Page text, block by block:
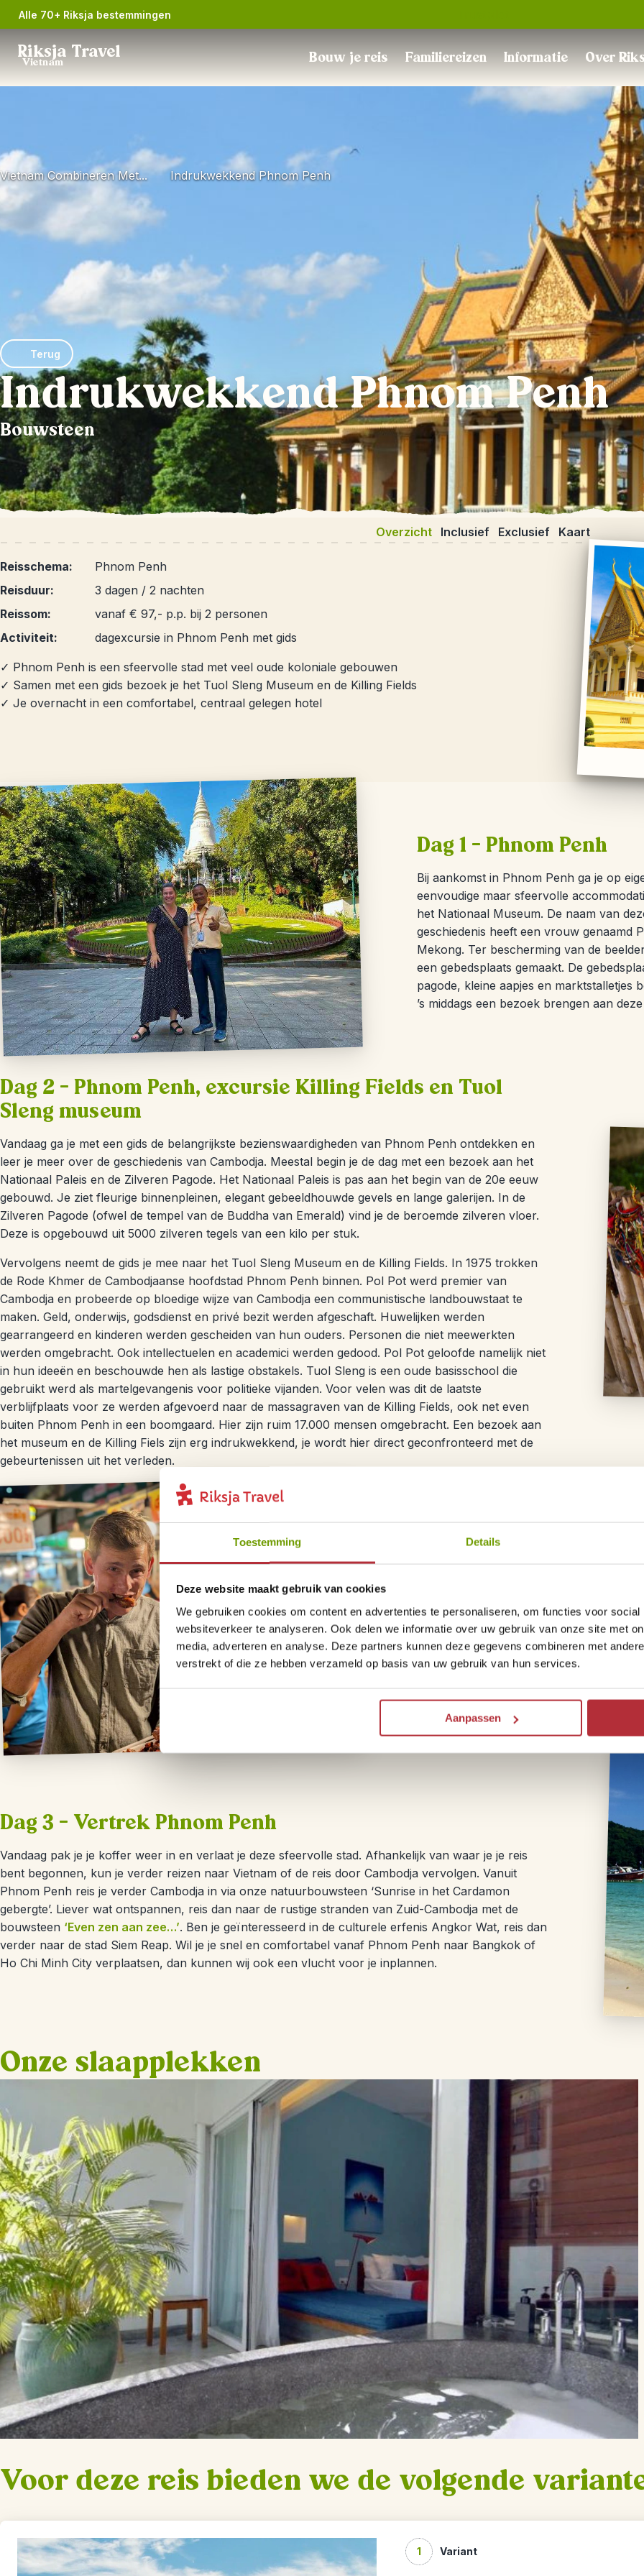
Toestemming Details
Deze website maakt gebruik van cookies
We gebruiken cookies om content en advertenties te personaliseren, om functies voor social
websiteverkeer te analyseren. Ook delen we informatie over uw gebruik van onze site met
media, adverteren en analyse. Deze partners kunnen deze gegevens combineren met
verstrekt of die ze hebben verzameld op basis van uw gebruik van hun services.
Aanpassen
Alle 70+ Riksja bestemmingen
Riksja Travel
Vietnam Bouw je reis Familiereizen Informatie Over
Vietnam Combineren Met... Indrukwekkend Phnom Penh
Terug
Indrukwekkend Phnom Penh
Bouwsteen
Overzicht Inclusief Exclusief Kaart
Reisschema:
Phnom Penh
Reisduur:
3 dagen / 2 nachten
Reissom:
vanaf € 97,- p.p. bij 2 personen
Activiteit:
dagexcursie in Phnom Penh met gids
✓ Phnom Penh is een sfeervolle stad met veel oude koloniale gebouwen
✓ Samen met een gids bezoek je het Tuol Sleng Museum en de Killing Fields
✓ Je overnacht in een comfortabel, centraal gelegen hotel
Dag 1 – Phnom Penh
Bij aankomst in Phnom Penh ga je op
eenvoudige maar sfeervolle
het Nationaal Museum. De naam van
geschiedenis heeft een vrouw genaamd
Mekong. Ter bescherming van de
een gebedsplaats gemaakt. De
pagode, kleine aapjes en marktstalletjes
’s middags een bezoek brengen aan
Dag 2 – Phnom Penh, excursie Killing Fields en Tuol
Sleng museum
Vandaag ga je met een gids de belangrijkste bezienswaardigheden van Phnom Penh ontdekken en
leer je meer over de geschiedenis van Cambodja. Meestal begin je de dag met een bezoek aan het
Nationaal Paleis en de Zilveren Pagode. Het Nationaal Paleis is pas aan het begin van de 20e eeuw
gebouwd. Je ziet fleurige binnenpleinen, elegant gebeeldhouwde gevels en lange galerijen. In de
Zilveren Pagode (ofwel de tempel van de Buddha van Emerald) vind je de beroemde zilveren vloer.
Deze is opgebouwd uit 5000 zilveren tegels van een kilo per stuk.
Vervolgens neemt de gids je mee naar het Tuol Sleng Museum en de Killing Fields. In 1975 trokken
de Rode Khmer de Cambodjaanse hoofdstad Phnom Penh binnen. Pol Pot werd premier van
Cambodja en probeerde op bloedige wijze van Cambodja een communistische landbouwstaat te
maken. Geld, onderwijs, godsdienst en privé bezit werden afgeschaft. Huwelijken werden
gearrangeerd en kinderen werden gescheiden van hun ouders. Personen die niet meewerkten
werden omgebracht. Ook intellectuelen en academici werden gedood. Pol Pot geloofde namelijk niet
in hun ideeën en beschouwde hen als lastige obstakels. Tuol Sleng is een oude basisschool die
gebruikt werd als martelgevangenis voor politieke vijanden. Voor velen was dit de laatste
verblijfplaats voor ze werden afgevoerd naar de massagraven van de Killing Fields, ook net even
buiten Phnom Penh in een boomgaard. Hier zijn ruim 17.000 mensen omgebracht. Een bezoek aan
het museum en de Killing Fiels zijn erg indrukwekkend, je wordt hier direct geconfronteerd met de
gebeurtenissen uit het verleden.
Optionele excursie –
duik je de
eetplekjes en zelfs een geheime
en ontdek de verborgen parels van de
Deze gastronomische tour brengt je
verschillende gerechten en dranken,
smaakcombinaties, elke stop biedt iets
excursie toe aan je reis.
Dag 3 – Vertrek Phnom Penh
Vandaag pak je je koffer weer in en verlaat je deze sfeervolle stad. Afhankelijk van waar je je reis
bent begonnen, kun je verder reizen naar Vietnam of de reis door Cambodja vervolgen. Vanuit
Phnom Penh reis je verder Cambodja in via onze natuurbouwsteen ‘Sunrise in het Cardamon
gebergte’. Liever wat ontspannen, reis dan naar de rustige stranden van Zuid-Cambodja met de
bouwsteen ‘Even zen aan zee…’. Ben je geïnteresseerd in de culturele erfenis Angkor Wat, reis dan
verder naar de stad Siem Reap. Wil je je snel en comfortabel vanaf Phnom Penh naar Bangkok of
Ho Chi Minh City verplaatsen, dan kunnen wij ook een vlucht voor je inplannen.
Onze slaapplekken
Voor deze reis bieden we de volgende
1 Variant